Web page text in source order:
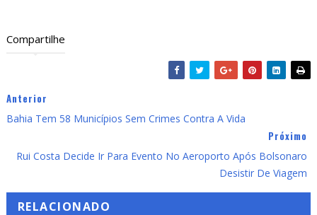
Compartilhe
Anterior
Bahia Tem 58 Municípios Sem Crimes Contra A Vida
Próximo
Rui Costa Decide Ir Para Evento No Aeroporto Após Bolsonaro
Desistir De Viagem
RELACIONADO